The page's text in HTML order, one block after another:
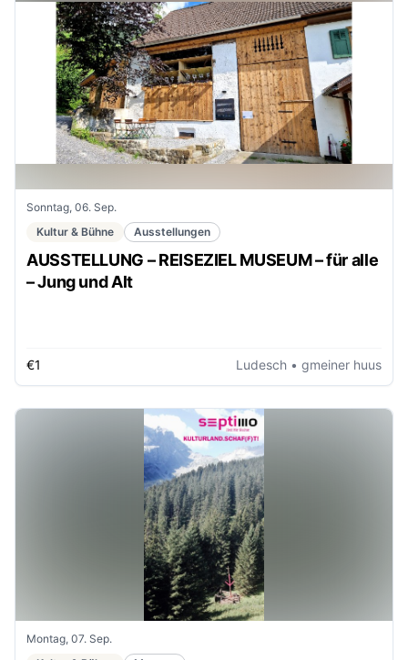
Sonntag, 06. Sep.
Kultur & Bühne
Ausstellungen
AUSSTELLUNG – REISEZIEL MUSEUM – für alle
– Jung und Alt
€1 Ludesch • gmeiner huus
Montag, 07. Sep.